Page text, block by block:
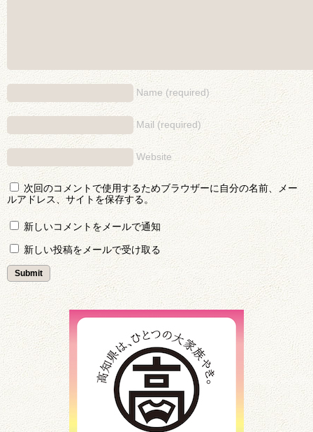
Name (required)
Mail (required)
Website
次回のコメントで使用するためブラウザーに自分の名前、メー
ルアドレス、サイトを保存する。
新しいコメントをメールで通知
新しい投稿をメールで受け取る